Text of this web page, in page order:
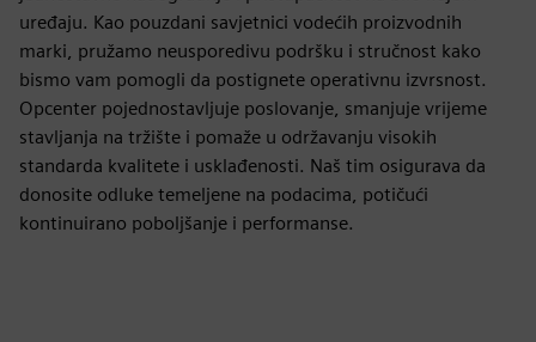
uređaju. Kao pouzdani savjetnici vodećih proizvodnih
marki, pružamo neusporedivu podršku i stručnost kako
bismo vam pomogli da postignete operativnu izvrsnost.
Opcenter pojednostavljuje poslovanje, smanjuje vrijeme
stavljanja na tržište i pomaže u održavanju visokih
standarda kvalitete i usklađenosti. Naš tim osigurava da
donosite odluke temeljene na podacima, potičući
kontinuirano poboljšanje i performanse.